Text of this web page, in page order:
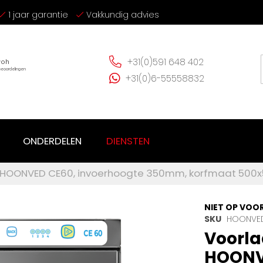
1 jaar garantie Vakkundig advies
+31(0)591 648 402
+31(0)6-55558832
ONDERDELEN DIENSTEN
CE60, invoerhoogte 350mm, korfmaat
NIET OP
SKU